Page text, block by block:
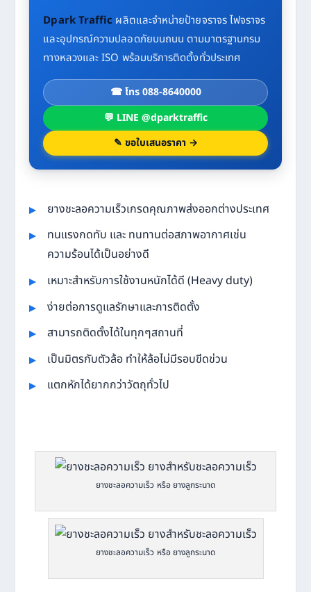
Dpark Traffic ผลิตและจำหน่ายป้ายจราจร ไฟจราจร
และอุปกรณ์ความปลอดภัยบนถนน ตามมาตรฐานกรม
ทางหลวงและ ISO พร้อมบริการติดตั้งทั่วประเทศ
☎ โทร 088-8640000
💬 LINE @dparktraffic
✎ ขอใบเสนอราคา →
ยางชะลอความเร็วเกรดคุณภาพส่งออกต่างประเทศ
ทนแรงกดทับ และ ทนทานต่อสภาพอากาศเช่น
ความร้อนได้เป็นอย่างดี
เหมาะสำหรับการใช้งานหนักได้ดี (Heavy duty)
ง่ายต่อการดูแลรักษาและการติดตั้ง
สามารถติดตั้งได้ในทุกๆสถานที่
เป็นมิตรกับตัวล้อ ทำให้ล้อไม่มีรอบขีดข่วน
แตกหักได้ยากกว่าวัตถุทั่วไป
ยางชะลอความเร็ว หรือ ยางลูกระนาด
ยางชะลอความเร็ว หรือ ยางลูกระนาด